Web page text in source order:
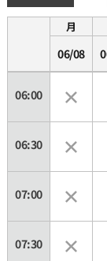
月
06/08
06:00
06:30
07:00
07:30